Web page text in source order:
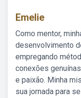
Emelie
Como mentor,
desenvolvimento
empregando
conexões
e paixão. Minha
sua jornada para